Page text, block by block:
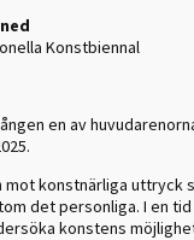
Konstbiennal
en av
konstnärliga uttryck
det personliga. I en
konstens